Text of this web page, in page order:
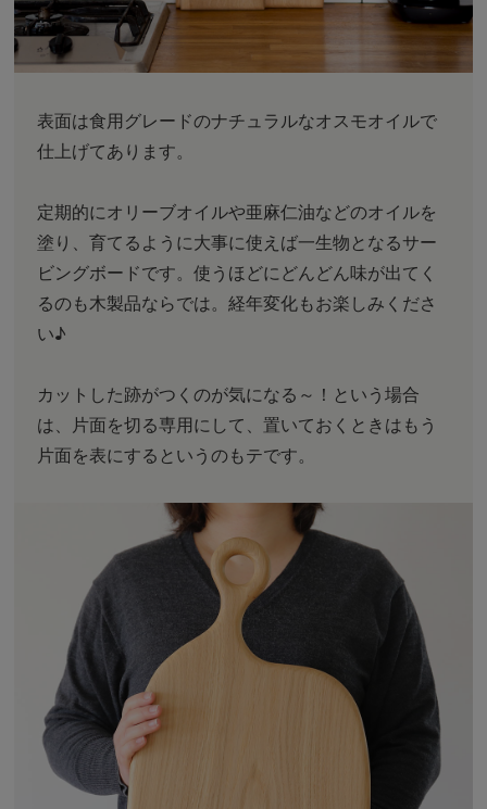
表面は食用グレードのナチュラルなオスモオイルで
仕上げてあります。
定期的にオリーブオイルや亜麻仁油などのオイルを
塗り、育てるように大事に使えば一生物となるサー
ビングボードです。使うほどにどんどん味が出てく
るのも木製品ならでは。経年変化もお楽しみくださ
い♪
カットした跡がつくのが気になる～！という場合
は、片面を切る専用にして、置いておくときはもう
片面を表にするというのもテです。